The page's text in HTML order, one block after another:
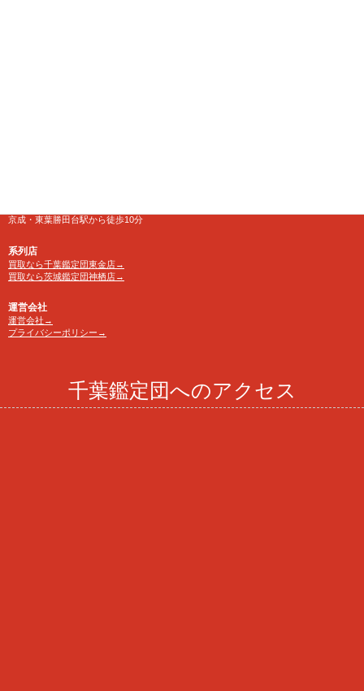
京成・東葉勝田台駅から徒歩10分
系列店
買取なら千葉鑑定団東金店→
買取なら茨城鑑定団神栖店→
運営会社
運営会社→
プライバシーポリシー→
千葉鑑定団へのアクセス